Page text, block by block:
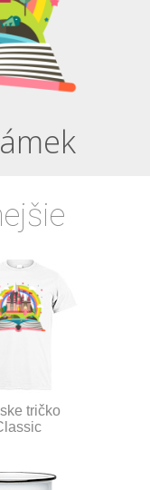
tričko